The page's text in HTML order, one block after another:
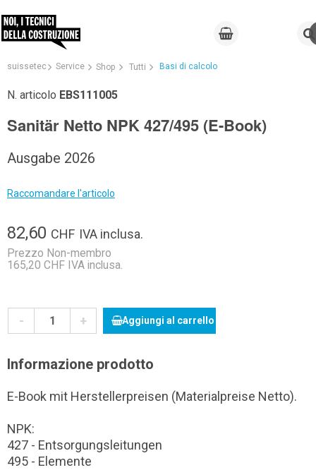
suissetec Service Shop Tutti Basi di calcolo
N. articolo EBS111005
Sanitär Netto NPK 427/495 (E-Book)
Ausgabe 2026
Raccomandare l'articolo
82,60 CHF IVA inclusa.
Prezzo Non-membro
165,20 CHF IVA inclusa.
- + Aggiungi al carrello
Informazione prodotto
E-Book mit Herstellerpreisen (Materialpreise Netto).
NPK:
427 - Entsorgungsleitungen
495 - Elemente